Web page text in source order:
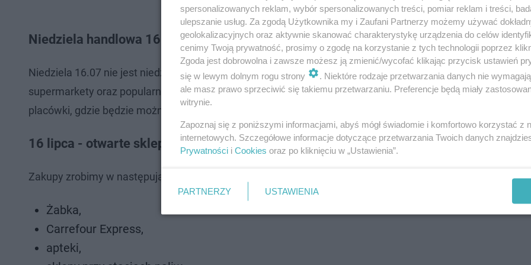
Niedziela handlowa 16 lipca
Niedziela 16.07 nie jest niedzielą handlową. Tego dnia zamknięte będą zatem wszystkie galerie handlowe,
supermarkety oraz popularne dyskonty. Zakupów nie zrobimy ani w Biedronce, ani w Lidlu, ani też w Netto.
placówki, gdzie będzie można udać się na nagłe zakupy.
16 lipca - otwarte sklepy
Zakupy zrobimy w następujących punktach:
Żabka,
Carrefour Express,
apteki,
spersonalizowanych reklam, wybór spersonalizowanych treści, pomiar reklam i treści,
ulepszanie usług. Za zgodą Użytkownika my i Zaufani Partnerzy możemy używać
geolokalizacyjnych oraz aktywnie skanować charakterystykę urządzenia do celów
cenimy Twoją prywatność, prosimy o zgodę na korzystanie z tych technologii poprzez
Zgoda jest dobrowolna i zawsze możesz ją zmienić/wycofać klikając przycisk ustawień
się w lewym dolnym rogu strony
. Niektóre rodzaje przetwarzania danych nie
ale masz prawo sprzeciwić się takiemu przetwarzaniu. Preferencje będą miały
witrynie.
Zapoznaj się z poniższymi informacjami, abyś mógł świadomie i komfortowo korzystać z
internetowych. Szczegółowe informacje dotyczące przetwarzania Twoich danych
Prywatności i Cookies oraz po kliknięciu w „Ustawienia”.
PARTNERZY USTAWIENIA